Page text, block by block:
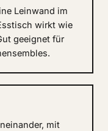
Leinwand im
wirkt wie
geeignet für
mit